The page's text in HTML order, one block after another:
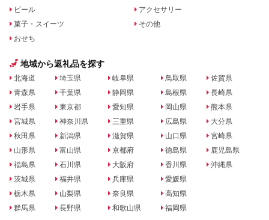
ビール
菓子・スイーツ
おせち
アクセサリー
その他
地域から返礼品を探す
北海道
青森県
岩手県
宮城県
秋田県
山形県
福島県
茨城県
栃木県
群馬県
埼玉県
千葉県
東京都
神奈川県
新潟県
富山県
石川県
福井県
山梨県
長野県
岐阜県
静岡県
愛知県
三重県
滋賀県
京都府
大阪府
兵庫県
奈良県
和歌山県
鳥取県
島根県
岡山県
広島県
山口県
徳島県
香川県
愛媛県
高知県
福岡県
佐賀県
長崎県
熊本県
大分県
宮崎県
鹿児島県
沖縄県